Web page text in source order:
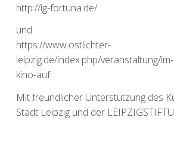
http://ig-fortuna.de/
und
https://www.ostlichter-
leipzig.de/index.php/veranstaltung/
kino-auf
Mit freundlicher Unterstützung des
Stadt Leipzig und der